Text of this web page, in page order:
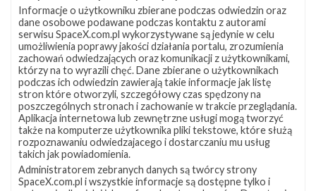
Z NASZEGO TWITTERA
Śledź nas na Twitterze
OSTATNIO POPULARNE
NAJPOPULARNIEJSZE TEMATY
Informacje o użytkowniku zbierane podczas odwiedzin oraz
dane osobowe podawane podczas kontaktu z autorami
serwisu SpaceX.com.pl wykorzystywane są jedynie w celu
umożliwienia poprawy jakości działania portalu, zrozumienia
zachowań odwiedzających oraz komunikacji z użytkownikami,
którzy na to wyrazili chęć. Dane zbierane o użytkownikach
podczas ich odwiedzin zawierają takie informacje jak listę
stron które otworzyli, szczegółowy czas spędzony na
poszczególnych stronach i zachowanie w trakcie przeglądania.
Aplikacja internetowa lub zewnętrzne usługi mogą tworzyć
także na komputerze użytkownika pliki tekstowe, które służą
rozpoznawaniu odwiedzajacego i dostarczaniu mu usług
takich jak powiadomienia.
Administratorem zebranych danych są twórcy strony
SpaceX.com.pl i wszystkie informacje są dostępne tylko i